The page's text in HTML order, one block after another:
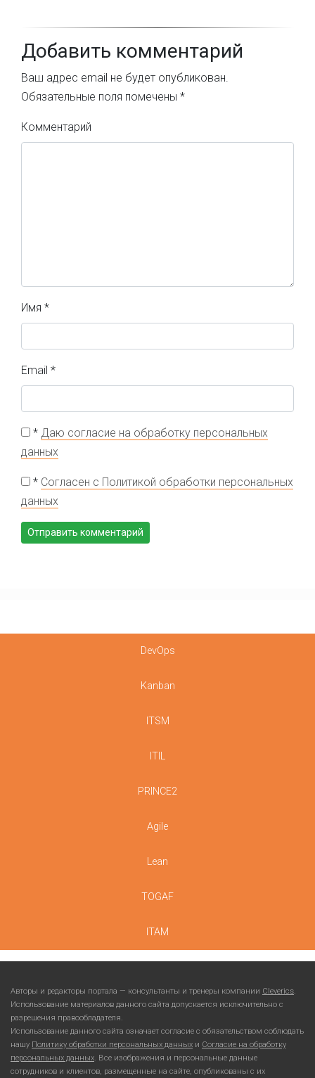
Добавить комментарий
Ваш адрес email не будет опубликован.
Обязательные поля помечены *
Комментарий
Имя *
Email *
* Даю согласие на обработку персональных
данных
* Согласен с Политикой обработки персональных
данных
DevOps
Kanban
ITSM
ITIL
PRINCE2
Agile
Lean
TOGAF
ITAM
Авторы и редакторы портала — консультанты и тренеры компании Cleverics.
Использование материалов данного сайта допускается исключительно с
разрешения правообладателя.
Использование данного сайта означает согласие с обязательством соблюдать
нашу Политику обработки персональных данных и Согласие на обработку
персональных данных. Все изображения и персональные данные
сотрудников и клиентов, размещенные на сайте, опубликованы с их